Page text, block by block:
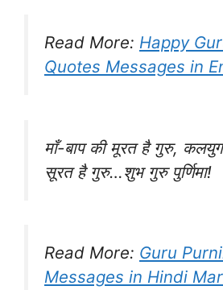
Read More: Happy
Quotes Messages in
माँ-बाप की मूरत है गुरु,
सूरत है गुरु…शुभ गुरु पुर्णिमा!
Read More: Guru
Messages in Hindi